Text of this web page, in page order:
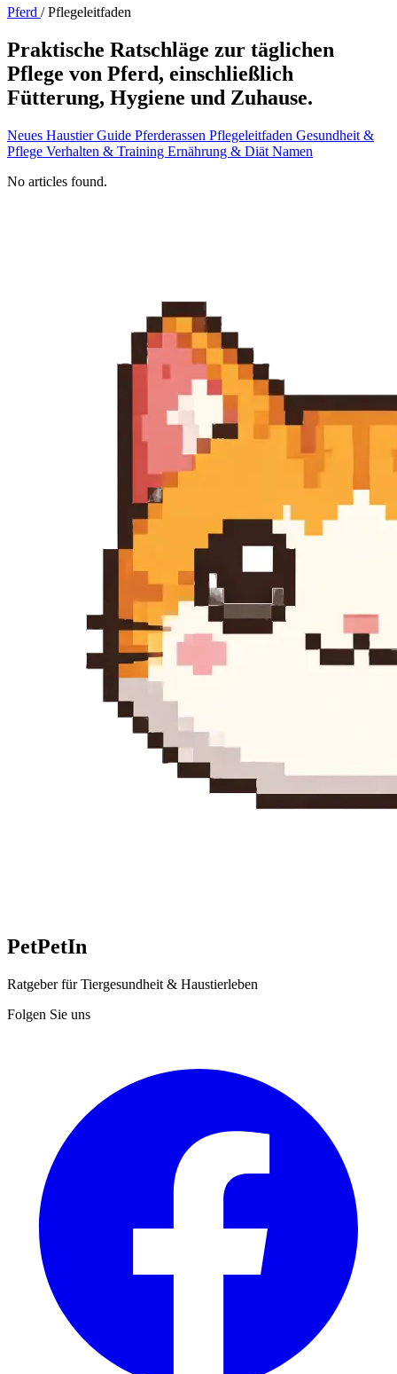
Pferd / Pflegeleitfaden
Praktische Ratschläge zur täglichen
Pflege von Pferd, einschließlich
Fütterung, Hygiene und Zuhause.
Neues Haustier Guide Pferderassen Pflegeleitfaden Gesundheit &
Pflege Verhalten & Training Ernährung & Diät Namen
No articles found.
PetPetIn
Ratgeber für Tiergesundheit & Haustierleben
Folgen Sie uns